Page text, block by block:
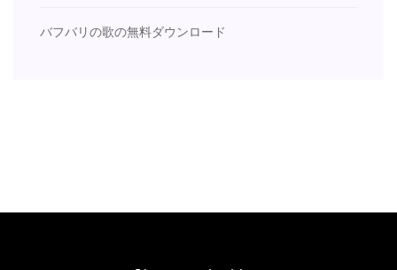
バフバリの歌の無料ダウンロード